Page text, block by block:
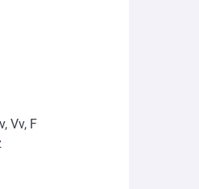
Vv, F